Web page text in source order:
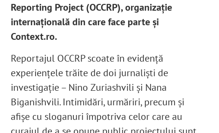
Reporting Project (OCCRP), organizație
internațională din care face parte și
Context.ro.
Reportajul OCCRP scoate în evidență
experiențele trăite de doi jurnaliști de
investigație – Nino Zuriashvili și Nana
Biganishvili. Intimidări, urmăriri, precum și
afișe cu sloganuri împotriva celor care au